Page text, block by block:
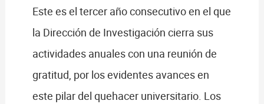
Este es el tercer año consecutivo en el que
la Dirección de Investigación cierra sus
actividades anuales con una reunión de
gratitud, por los evidentes avances en
este pilar del quehacer universitario. Los